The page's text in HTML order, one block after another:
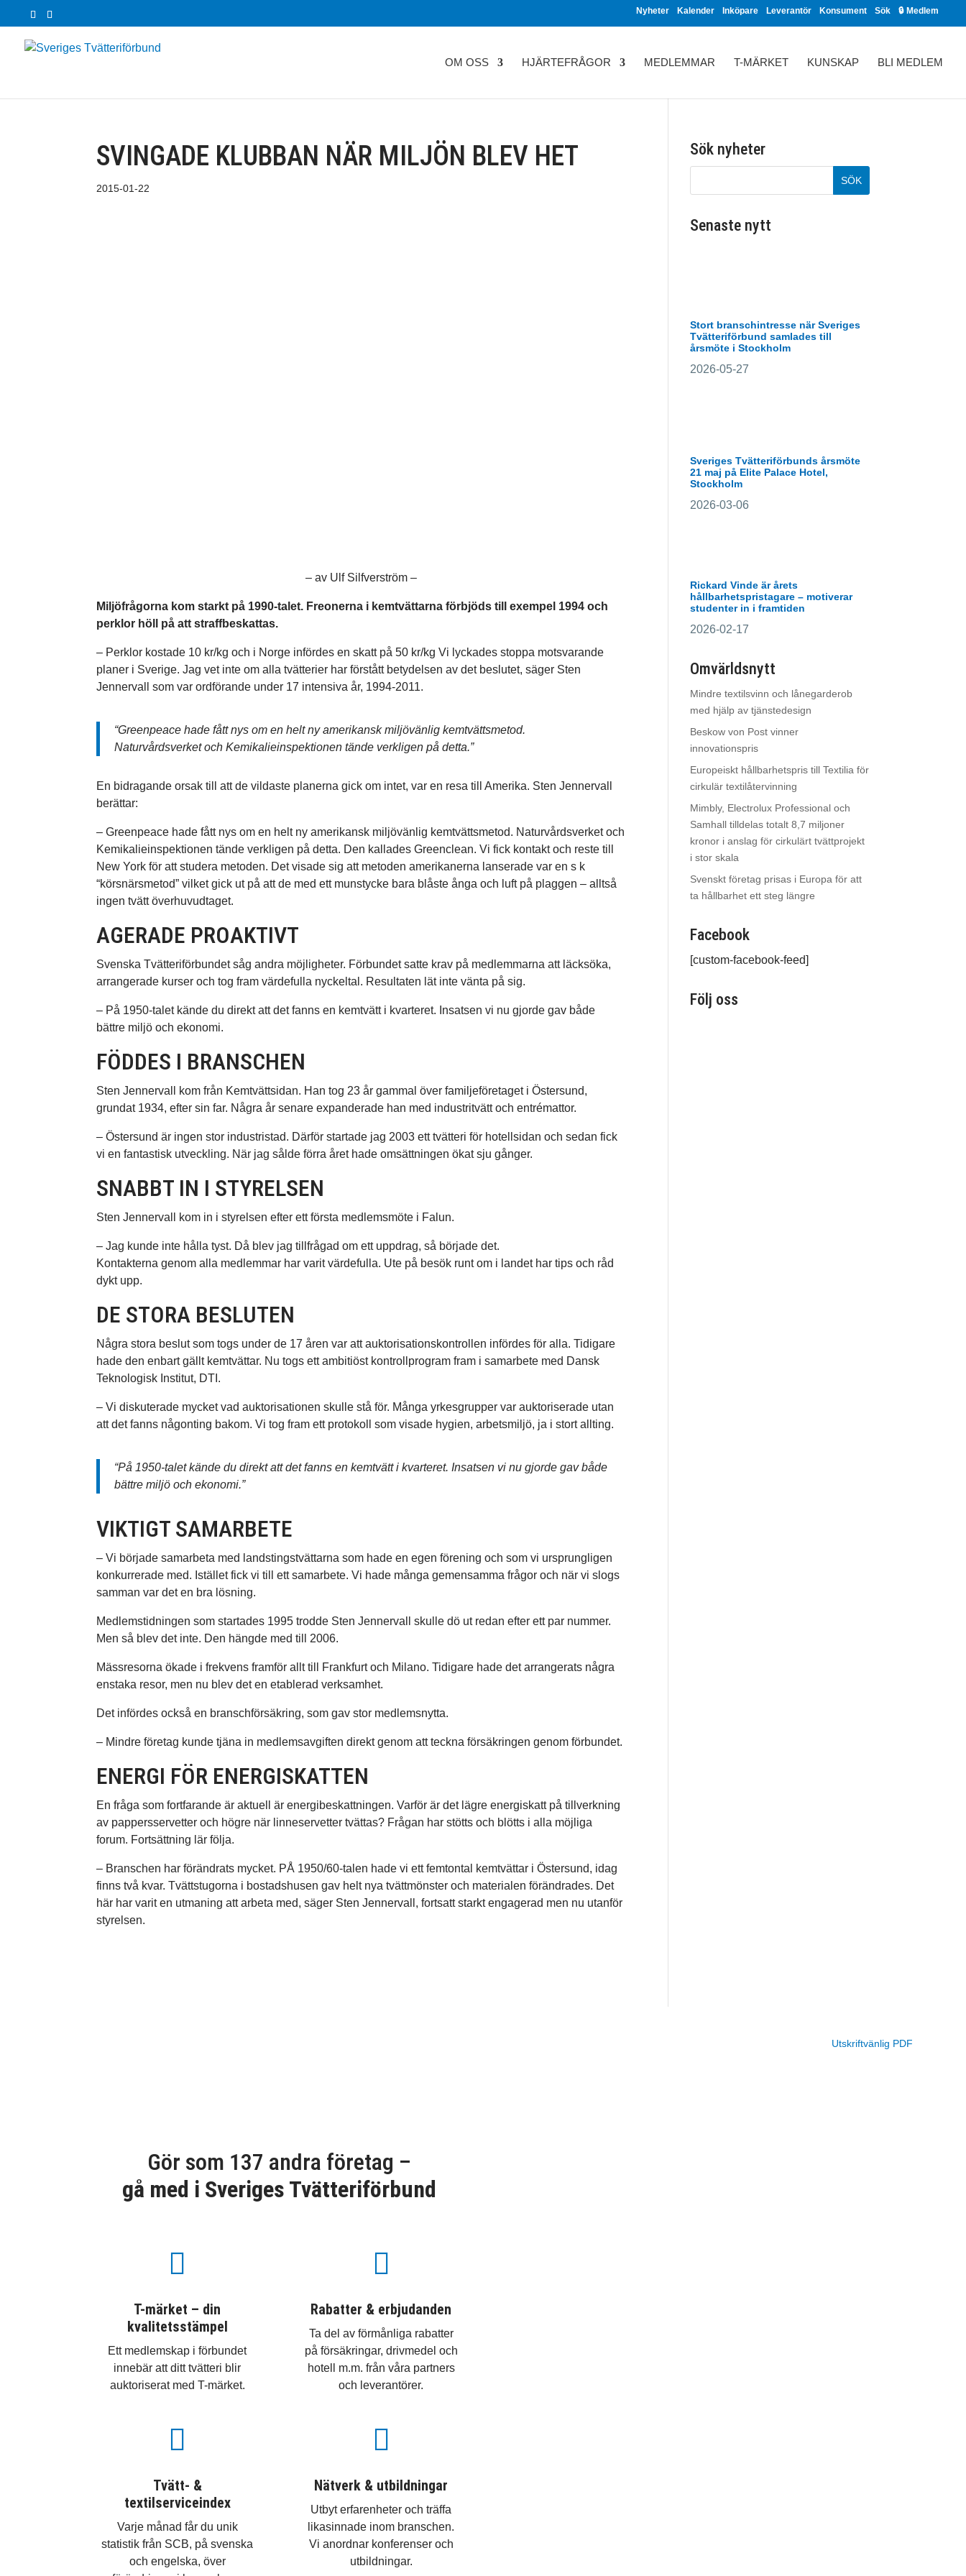
Nyheter Kalender Inköpare Leverantör Konsument Sök 🔒 Medlem
OM OSS HJÄRTEFRÅGOR MEDLEMMAR T-MÄRKET KUNSKAP BLI MEDLEM
SVINGADE KLUBBAN NÄR MILJÖN BLEV HET
2015-01-22
– av Ulf Silfverström –
Miljöfrågorna kom starkt på 1990-talet. Freonerna i kemtvättarna förbjöds till exempel 1994 och
perklor höll på att straffbeskattas.
– Perklor kostade 10 kr/kg och i Norge infördes en skatt på 50 kr/kg Vi lyckades stoppa motsvarande
planer i Sverige. Jag vet inte om alla tvätterier har förstått betydelsen av det beslutet, säger Sten
Jennervall som var ordförande under 17 intensiva år, 1994-2011.
“Greenpeace hade fått nys om en helt ny amerikansk miljövänlig kemtvättsmetod.
Naturvårdsverket och Kemikalieinspektionen tände verkligen på detta.”
En bidragande orsak till att de vildaste planerna gick om intet, var en resa till Amerika. Sten Jennervall
berättar:
– Greenpeace hade fått nys om en helt ny amerikansk miljövänlig kemtvättsmetod. Naturvårdsverket och
Kemikalieinspektionen tände verkligen på detta. Den kallades Greenclean. Vi fick kontakt och reste till
New York för att studera metoden. Det visade sig att metoden amerikanerna lanserade var en s k
“körsnärsmetod” vilket gick ut på att de med ett munstycke bara blåste ånga och luft på plaggen – alltså
ingen tvätt överhuvudtaget.
AGERADE PROAKTIVT
Svenska Tvätteriförbundet såg andra möjligheter. Förbundet satte krav på medlemmarna att läcksöka,
arrangerade kurser och tog fram värdefulla nyckeltal. Resultaten lät inte vänta på sig.
– På 1950-talet kände du direkt att det fanns en kemtvätt i kvarteret. Insatsen vi nu gjorde gav både
bättre miljö och ekonomi.
FÖDDES I BRANSCHEN
Sten Jennervall kom från Kemtvättsidan. Han tog 23 år gammal över familjeföretaget i Östersund,
grundat 1934, efter sin far. Några år senare expanderade han med industritvätt och entrémattor.
– Östersund är ingen stor industristad. Därför startade jag 2003 ett tvätteri för hotellsidan och sedan fick
vi en fantastisk utveckling. När jag sålde förra året hade omsättningen ökat sju gånger.
SNABBT IN I STYRELSEN
Sten Jennervall kom in i styrelsen efter ett första medlemsmöte i Falun.
– Jag kunde inte hålla tyst. Då blev jag tillfrågad om ett uppdrag, så började det.
Kontakterna genom alla medlemmar har varit värdefulla. Ute på besök runt om i landet har tips och råd
dykt upp.
DE STORA BESLUTEN
Några stora beslut som togs under de 17 åren var att auktorisationskontrollen infördes för alla. Tidigare
hade den enbart gällt kemtvättar. Nu togs ett ambitiöst kontrollprogram fram i samarbete med Dansk
Teknologisk Institut, DTI.
– Vi diskuterade mycket vad auktorisationen skulle stå för. Många yrkesgrupper var auktoriserade utan
att det fanns någonting bakom. Vi tog fram ett protokoll som visade hygien, arbetsmiljö, ja i stort allting.
“På 1950-talet kände du direkt att det fanns en kemtvätt i kvarteret. Insatsen vi nu gjorde gav både
bättre miljö och ekonomi.”
VIKTIGT SAMARBETE
– Vi började samarbeta med landstingstvättarna som hade en egen förening och som vi ursprungligen
konkurrerade med. Istället fick vi till ett samarbete. Vi hade många gemensamma frågor och när vi slogs
samman var det en bra lösning.
Medlemstidningen som startades 1995 trodde Sten Jennervall skulle dö ut redan efter ett par nummer.
Men så blev det inte. Den hängde med till 2006.
Mässresorna ökade i frekvens framför allt till Frankfurt och Milano. Tidigare hade det arrangerats några
enstaka resor, men nu blev det en etablerad verksamhet.
Det infördes också en branschförsäkring, som gav stor medlemsnytta.
– Mindre företag kunde tjäna in medlemsavgiften direkt genom att teckna försäkringen genom förbundet.
ENERGI FÖR ENERGISKATTEN
En fråga som fortfarande är aktuell är energibeskattningen. Varför är det lägre energiskatt på tillverkning
av pappersservetter och högre när linneservetter tvättas? Frågan har stötts och blötts i alla möjliga
forum. Fortsättning lär följa.
– Branschen har förändrats mycket. PÅ 1950/60-talen hade vi ett femtontal kemtvättar i Östersund, idag
finns två kvar. Tvättstugorna i bostadshusen gav helt nya tvättmönster och materialen förändrades. Det
här har varit en utmaning att arbeta med, säger Sten Jennervall, fortsatt starkt engagerad men nu utanför
styrelsen.
Sök nyheter
Senaste nytt
Stort branschintresse när Sveriges
Tvätteriförbund samlades till
årsmöte i Stockholm
2026-05-27
Sveriges Tvätteriförbunds årsmöte
21 maj på Elite Palace Hotel,
Stockholm
2026-03-06
Rickard Vinde är årets
hållbarhetspristagare – motiverar
studenter in i framtiden
2026-02-17
Omvärldsnytt
Mindre textilsvinn och lånegarderob
med hjälp av tjänstedesign
Beskow von Post vinner
innovationspris
Europeiskt hållbarhetspris till Textilia för
cirkulär textilåtervinning
Mimbly, Electrolux Professional och
Samhall tilldelas totalt 8,7 miljoner
kronor i anslag för cirkulärt tvättprojekt
i stor skala
Svenskt företag prisas i Europa för att
ta hållbarhet ett steg längre
Facebook
[custom-facebook-feed]
Följ oss
Utskriftvänlig PDF
Gör som 137 andra företag –
gå med i Sveriges Tvätteriförbund

T-märket – din
kvalitetsstämpel
Ett medlemskap i förbundet
innebär att ditt tvätteri blir
auktoriserat med T-märket.

Rabatter & erbjudanden
Ta del av förmånliga rabatter
på försäkringar, drivmedel och
hotell m.m. från våra partners
och leverantörer.

Tvätt- &
textilserviceindex
Varje månad får du unik
statistik från SCB, på svenska
och engelska, över

Nätverk & utbildningar
Utbyt erfarenheter och träffa
likasinnade inom branschen.
Vi anordnar konferenser och
utbildningar.